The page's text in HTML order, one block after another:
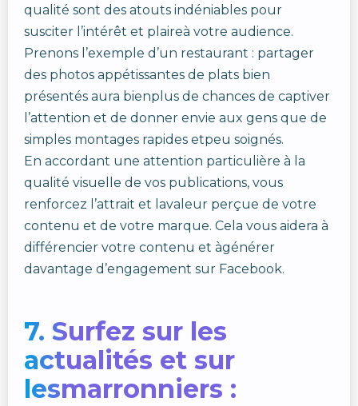
qualité sont des atouts indéniables pour
susciter l’intérêt et plaireà votre audience.
Prenons l’exemple d’un restaurant : partager
des photos appétissantes de plats bien
présentés aura bienplus de chances de captiver
l’attention et de donner envie aux gens que de
simples montages rapides etpeu soignés.
En accordant une attention particulière à la
qualité visuelle de vos publications, vous
renforcez l’attrait et lavaleur perçue de votre
contenu et de votre marque. Cela vous aidera à
différencier votre contenu et àgénérer
davantage d’engagement sur Facebook.
7. Surfez sur les
actualités et sur
lesmarronniers :